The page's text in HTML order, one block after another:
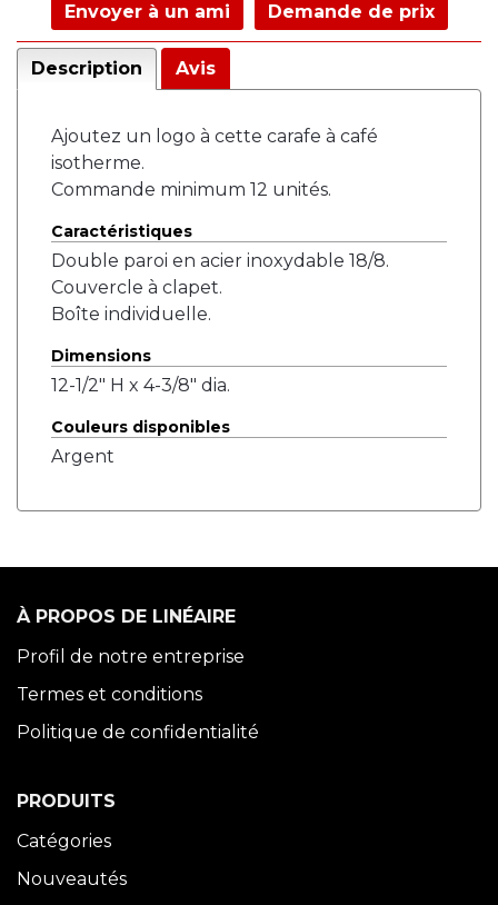
Envoyer à un ami Demande de prix
Description Avis
Ajoutez un logo à cette carafe à café
isotherme.
Commande minimum 12 unités.
Caractéristiques
Double paroi en acier inoxydable 18/8.
Couvercle à clapet.
Boîte individuelle.
Dimensions
12-1/2" H x 4-3/8" dia.
Couleurs disponibles
Argent
À PROPOS DE LINÉAIRE
Profil de notre entreprise
Termes et conditions
Politique de confidentialité
PRODUITS
Catégories
Nouveautés